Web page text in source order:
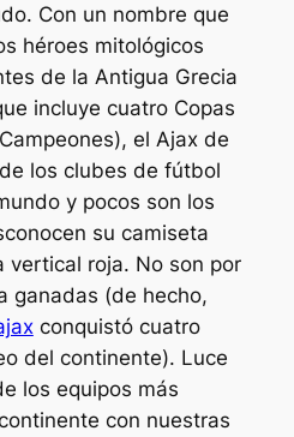
Con un nombre que
héroes mitológicos
de la Antigua Grecia
incluye cuatro Copas
el Ajax de
los clubes de fútbol
y pocos son los
su camiseta
vertical roja. No son por
ganadas (de hecho,
conquistó cuatro
del continente). Luce
los equipos más
con nuestras